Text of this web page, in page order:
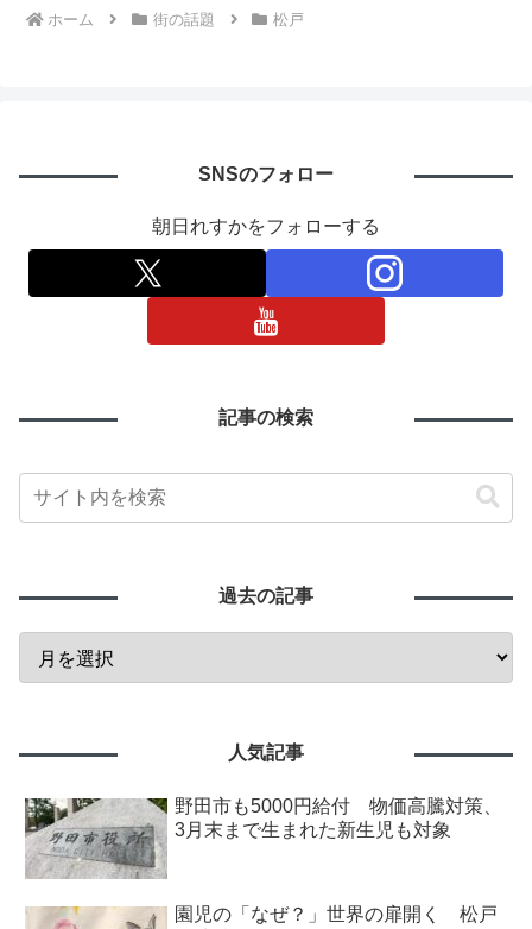
ホーム 街の話題 松戸
SNSのフォロー
朝日れすかをフォローする
記事の検索
過去の記事
人気記事
野田市も5000円給付 物価高騰対策、
3月末まで生まれた新生児も対象
園児の「なぜ？」世界の扉開く 松戸